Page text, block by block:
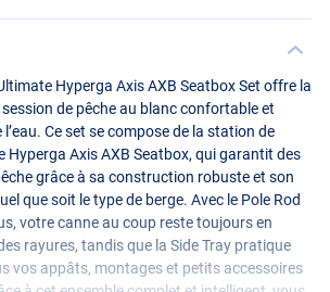
Hyperga AxisAXB Seatbox Set offre la
de pêche au blanc confortable et
Ce set se compose de la station de
Hyperga AxisAXB Seatbox, qui garantit des
grâce à sa construction robuste et son
que soit le type de berge. Avec le Pole Rod
votre canne au coup reste toujours en
rayures, tandis que la Side Tray pratique
vos appâts, montages et petits accessoires